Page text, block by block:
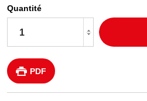
Quantité
PDF